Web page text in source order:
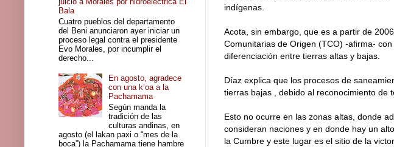
indígenas.
Acota, sin embargo, que es a partir de
Comunitarias de Origen (TCO) -afirma-
diferenciación entre tierras altas y bajas.
Díaz explica que los procesos de
tierras bajas , debido al reconocimiento de
Esto no ocurre en las zonas altas, donde
consideran naciones y en donde hay un
la Cumbre y este lugar es el sitio de la
Bala
Cuatro pueblos del departamento
del Beni anunciaron ayer iniciar un
proceso legal contra el presidente
Evo Morales, por incumplir el
derecho...
En agosto, agradece
con una k’oa a la
Pachamama
Según manda la
tradición de las
culturas andinas, en
agosto (el lakan paxi o “mes de la
boca”) la Pachamama tiene hambre